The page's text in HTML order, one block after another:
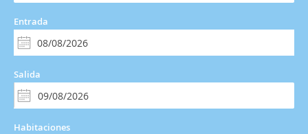
Entrada
Salida
Habitaciones